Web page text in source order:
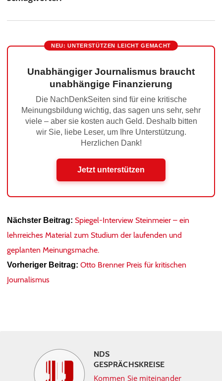
NEU: UNTERSTÜTZEN LEICHT GEMACHT
Unabhängiger Journalismus braucht
unabhängige Finanzierung
Die NachDenkSeiten sind für eine kritische
Meinungsbildung wichtig, das sagen uns sehr, sehr
viele – aber sie kosten auch Geld. Deshalb bitten
wir Sie, liebe Leser, um Ihre Unterstützung.
Herzlichen Dank!
Jetzt unterstützen
Nächster Beitrag: Spiegel-Interview Steinmeier – ein
lehrreiches Material zum Studium der laufenden und
geplanten Meinungsmache.
Vorheriger Beitrag: Otto Brenner Preis für kritischen
Journalismus
NDS
GESPRÄCHSKREISE
Kommen Sie miteinander